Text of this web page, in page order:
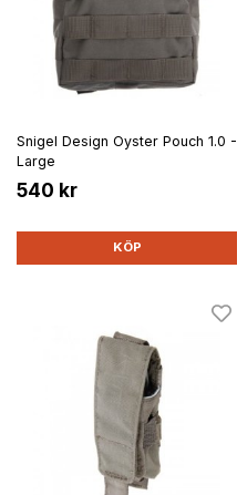
Snigel Design Oyster Pouch 1.0 -
Large
540 kr
KÖP